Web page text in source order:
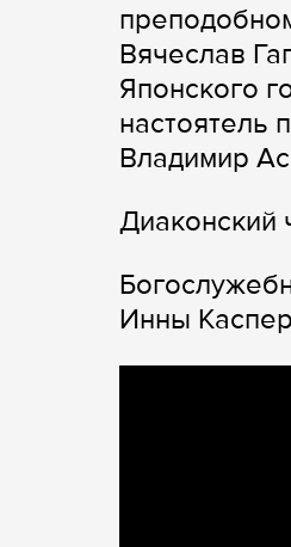
Вячеслав
Японского
настоятель
Владимир
Диаконский
Инны